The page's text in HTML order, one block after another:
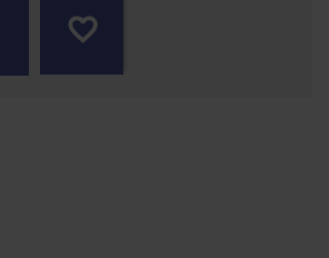
favorite_border